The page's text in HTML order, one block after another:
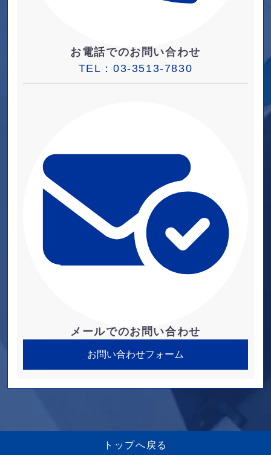
お電話でのお問い合わせ
TEL：03-3513-7830
メールでのお問い合わせ
お問い合わせフォーム
トップへ戻る